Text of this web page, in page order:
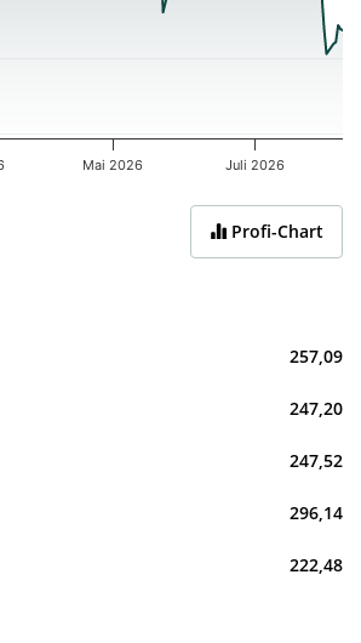
Mai 2026 Juli 2026
Profi-Chart
257,09
247,20
247,52
296,14
222,48